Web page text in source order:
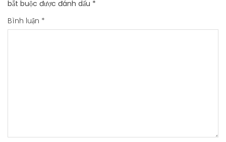
bắt buộc được đánh dấu *
Bình luận *